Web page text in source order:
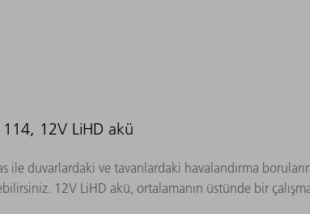
114, 12V LiHD akü
ile duvarlardaki ve tavanlardaki havalandırma
12V LiHD akü, ortalamanın üstünde bir